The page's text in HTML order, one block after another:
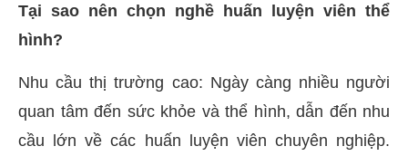
Tại sao nên chọn nghề huấn luyện viên thể
hình?
Nhu cầu thị trường cao: Ngày càng nhiều người
quan tâm đến sức khỏe và thể hình, dẫn đến nhu
cầu lớn về các huấn luyện viên chuyên nghiệp.